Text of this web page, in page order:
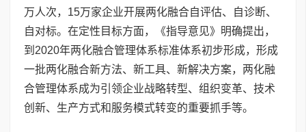
万人次，15万家企业开展两化融合自评估、自诊断、
自对标。在定性目标方面，《指导意见》明确提出，
到2020年两化融合管理体系标准体系初步形成，形成
一批两化融合新方法、新工具、新解决方案，两化融
合管理体系成为引领企业战略转型、组织变革、技术
创新、生产方式和服务模式转变的重要抓手等。